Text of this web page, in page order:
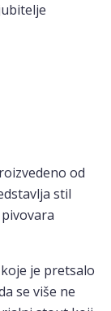
od
stil
je pretsalo
se više ne